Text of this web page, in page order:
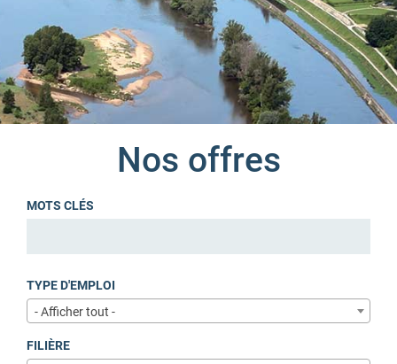
Nos offres
MOTS CLÉS
TYPE D'EMPLOI
- Afficher tout -
FILIÈRE